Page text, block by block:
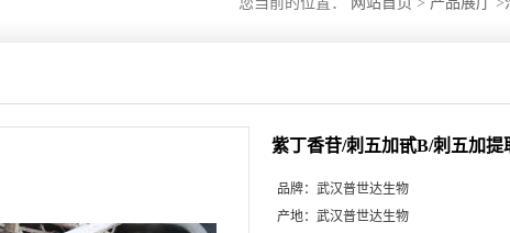
紫丁香苷/刺五加甙B/刺五加提
品牌： 武汉普世达生物
产地： 武汉普世达生物